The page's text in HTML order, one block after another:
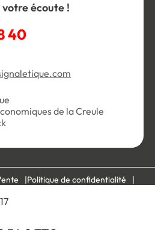
écoute !
40
de la Creule
Politique de confidentialité